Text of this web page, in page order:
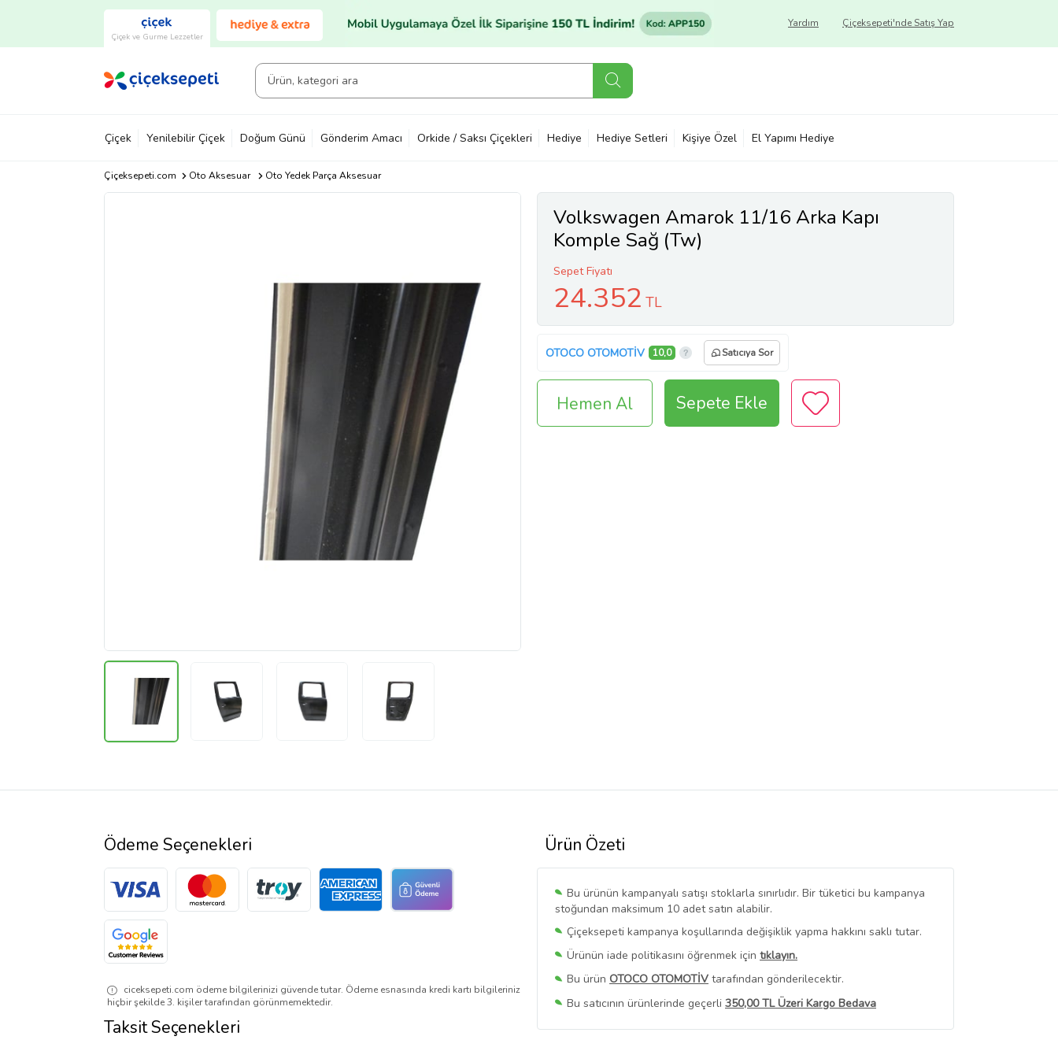
Çiçek ve Gurme Lezzetler
Çiçeksepeti'nde Satış Yap
Yardım
Çiçek Yenilebilir Çiçek Doğum Günü Gönderim Amacı Orkide / Saksı Çiçekleri Hediye Hediye Setleri Kişiye Özel El Yapımı Hediye
Çiçeksepeti.com Oto Aksesuar Oto Yedek Parça Aksesuar
Volkswagen Amarok 11/16 Arka Kapı
Komple Sağ (Tw)
Sepet Fiyatı
24.352 TL
OTOCO OTOMOTİV 10,0 Satıcıya Sor
Hemen Al Sepete Ekle
Ürün Özeti
Bu ürünün kampanyalı satışı stoklarla sınırlıdır. Bir tüketici bu kampanya
stoğundan maksimum 10 adet satın alabilir.
Çiçeksepeti kampanya koşullarında değişiklik yapma hakkını saklı tutar.
Ürünün iade politikasını öğrenmek için tıklayın.
Bu ürün OTOCO OTOMOTİV tarafından gönderilecektir.
Bu satıcının ürünlerinde geçerli 350,00 TL Üzeri Kargo Bedava
Bu SatıcınınTüm Ürünlerini Görüntüle
Ödeme Seçenekleri
ciceksepeti.com ödeme bilgilerinizi güvende tutar. Ödeme esnasında kredi kartı bilgileriniz
hiçbir şekilde 3. kişiler tarafından görünmemektedir.
Taksit Seçenekleri